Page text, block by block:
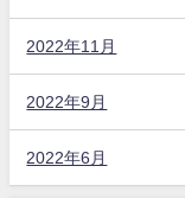
2022年11月
2022年9月
2022年6月